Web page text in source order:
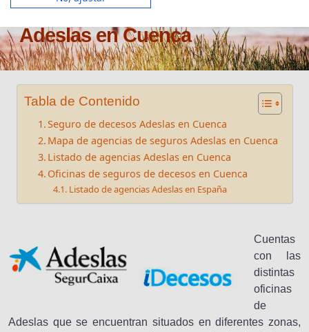
Oficinas seguros de decesos
Adeslas en Cuenca
Tabla de Contenido
Seguro de decesos Adeslas en Cuenca
Mapa de agencias de seguros Adeslas en Cuenca
Listado de agencias Adeslas en Cuenca
Oficinas de seguros de decesos en Cuenca
Listado de agencias Adeslas en España
Cuentas
con las
distintas
oficinas
de
Adeslas que se encuentran situados en diferentes zonas,